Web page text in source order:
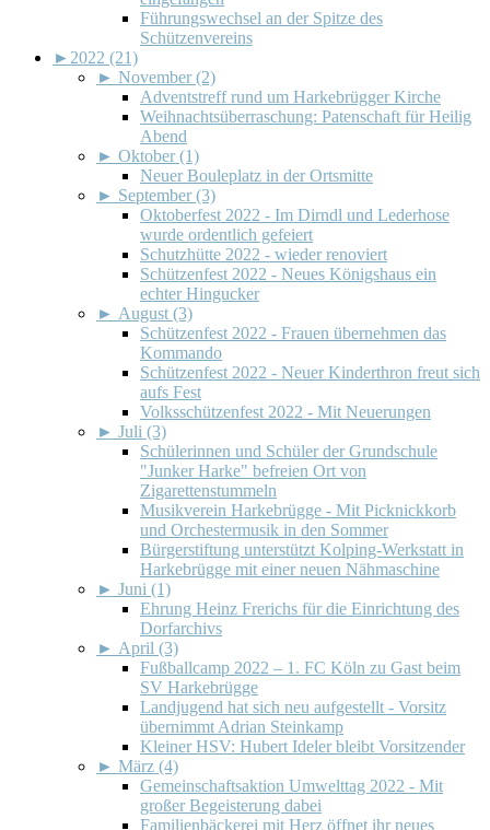
Führungswechsel an der Spitze des
Schützenvereins
► 2022 (21)
► November (2)
Adventstreff rund um Harkebrügger Kirche
Weihnachtsüberraschung: Patenschaft für Heilig
Abend
► Oktober (1)
Neuer Bouleplatz in der Ortsmitte
► September (3)
Oktoberfest 2022 - Im Dirndl und Lederhose
wurde ordentlich gefeiert
Schutzhütte 2022 - wieder renoviert
Schützenfest 2022 - Neues Königshaus ein
echter Hingucker
► August (3)
Schützenfest 2022 - Frauen übernehmen das
Kommando
Schützenfest 2022 - Neuer Kinderthron freut sich
aufs Fest
Volksschützenfest 2022 - Mit Neuerungen
► Juli (3)
Schülerinnen und Schüler der Grundschule
"Junker Harke" befreien Ort von
Zigarettenstummeln
Musikverein Harkebrügge - Mit Picknickkorb
und Orchestermusik in den Sommer
Bürgerstiftung unterstützt Kolping-Werkstatt in
Harkebrügge mit einer neuen Nähmaschine
► Juni (1)
Ehrung Heinz Frerichs für die Einrichtung des
Dorfarchivs
► April (3)
Fußballcamp 2022 – 1. FC Köln zu Gast beim
SV Harkebrügge
Landjugend hat sich neu aufgestellt - Vorsitz
übernimmt Adrian Steinkamp
Kleiner HSV: Hubert Ideler bleibt Vorsitzender
► März (4)
Gemeinschaftsaktion Umwelttag 2022 - Mit
großer Begeisterung dabei
Familienbäckerei mit Herz öffnet ihr neues